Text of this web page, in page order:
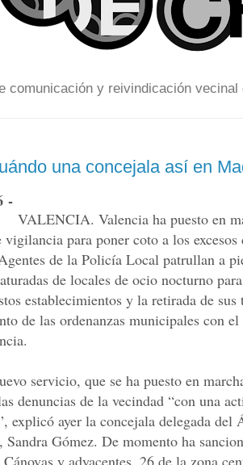
comunicación y reivindicación
una concejala así en
-
VALENCIA. Valencia ha puesto en
vigilancia para poner coto a los
de la Policía Local patrullan a
de locales de ocio nocturno
establecimientos y la retirada de
de las ordenanzas municipales con
servicio, que se ha puesto en
denuncias de la vecindad “con una
explicó ayer la concejala delegada del
Sandra Gómez. De momento ha
y adyacentes, 26 de la zona